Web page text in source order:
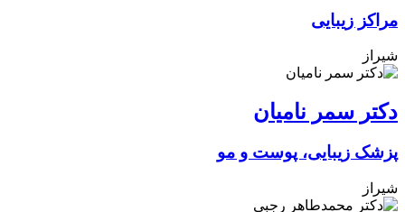
مراکز زیبایی
شیراز
دکتر سمر نامیان
پزشک زیبایی، پوست و مو
شیراز